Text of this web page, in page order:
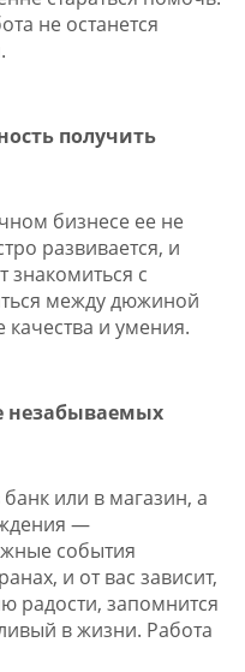
не останется
получить
бизнесе ее не
развивается, и
знакомиться с
между дюжиной
и умения.
незабываемых
или в магазин, а
—
события
и от вас зависит,
радости, запомнится
в жизни. Работа